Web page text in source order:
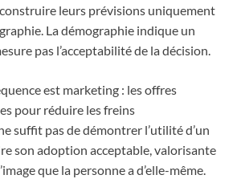
leurs prévisions uniquement
La démographie indique un
pas l’acceptabilité de la décision.
est marketing : les offres
pour réduire les freins
suffit pas de démontrer l’utilité d’un
son adoption acceptable, valorisante
que la personne a d’elle-même.